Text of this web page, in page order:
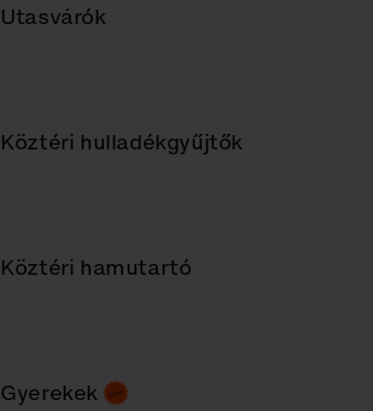
Utasvárók
Köztéri hulladékgyűjtők
Köztéri hamutartó
Gyerekek